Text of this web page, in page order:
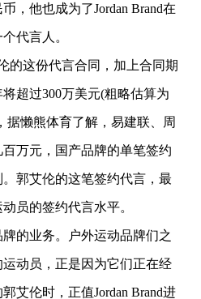
，他也成为了Jordan Brand在
代言人。
的这份代言合同，加上合同期
超过300万美元(粗略估算为
据懒熊体育了解，易建联、周
万元，国产品牌的单笔签约
郭艾伦的这笔签约代言，最
员的签约代言水平。
的业务。户外运动品牌们之
动员，正是因为它们正在经
艾伦时，正值Jordan Brand进